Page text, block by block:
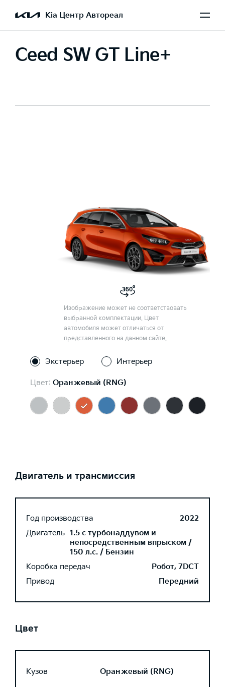
Kia Центр Автореал
Ceed SW GT Line+
Изображение может не соответствовать
выбранной комплектации. Цвет
автомобиля может отличаться от
представленного на данном сайте.
Экстерьер Интерьер
Цвет: Оранжевый (RNG)
Двигатель и трансмиссия
Год производства
2022
Двигатель 1.5 с турбонаддувом и
непосредственным впрыском /
150 л.с. / Бензин
Коробка передач
Робот, 7DCT
Привод
Передний
Цвет
Кузов Оранжевый (RNG)